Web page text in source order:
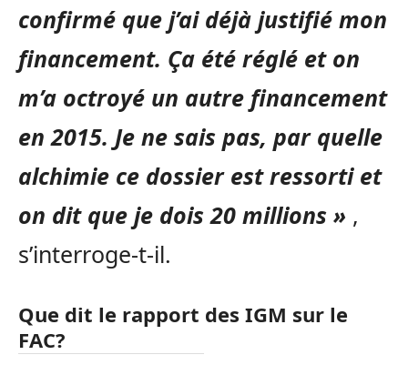
confirmé que j’ai déjà justifié mon
financement. Ça été réglé et on
m’a octroyé un autre financement
en 2015. Je ne sais pas, par quelle
alchimie ce dossier est ressorti et
on dit que je dois 20 millions » ,
s’interroge-t-il.
Que dit le rapport des IGM sur le
FAC?